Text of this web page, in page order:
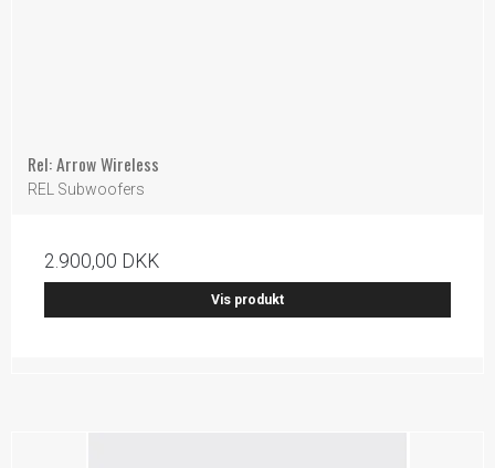
Rel: Arrow Wireless
REL Subwoofers
2.900,00 DKK
Vis produkt